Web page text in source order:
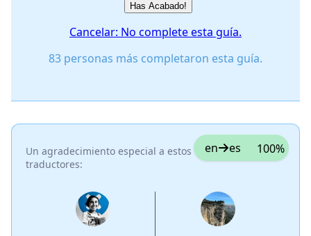
Has Acabado!
Cancelar: No complete esta guía.
83 personas más completaron esta guía.
Un agradecimiento especial a estos
traductores:
en es 100%